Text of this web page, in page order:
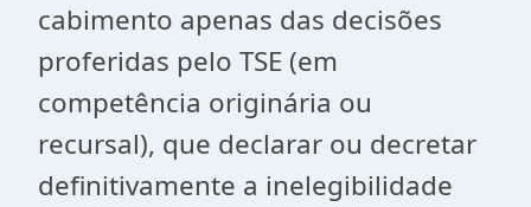
cabimento apenas das decisões
proferidas pelo TSE (em
competência originária ou
recursal), que declarar ou decretar
definitivamente a inelegibilidade